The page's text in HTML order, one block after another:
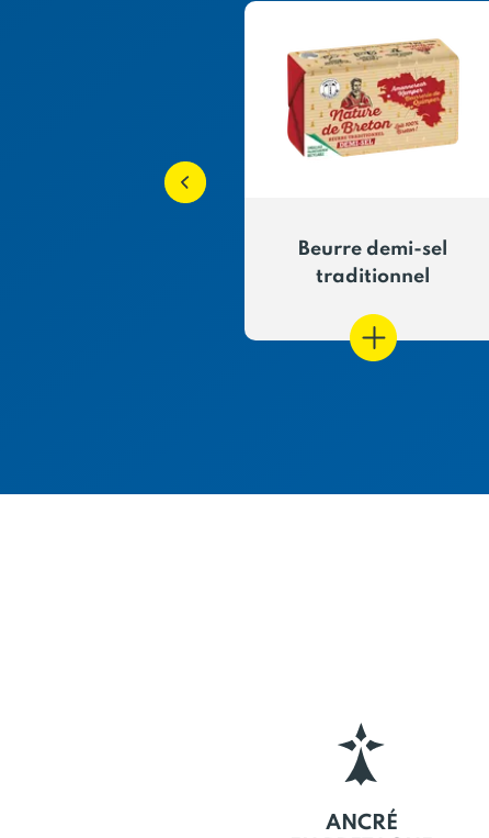
Beurre demi-sel
traditionnel
ANCRÉ